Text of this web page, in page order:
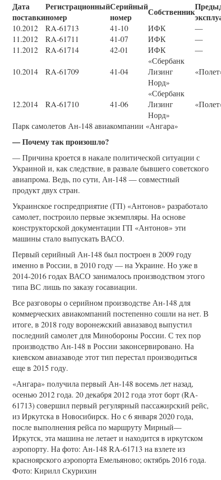
Дата
поставки
Регистрационный
номер
Серийный
номер
Собственник
10.2012 RA-61713 41-10 ИФК
—
11.2012
RA-61711 41-07 ИФК
—
11.2012
RA-61714 42-01 ИФК —
10.2014 RA-61709 41-04
«Сбербанк
Лизинг
Норд»
12.2014 RA-61710 41-06
«Сбербанк
Лизинг
Норд»
Парк самолетов Ан-148 авиакомпании «Ангара»
— Почему так произошло?
— Причина кроется в накале политической ситуации с
Украиной и, как следствие, в развале бывшего советского
авиапрома. Ведь, по сути, Ан-148 — совместный
продукт двух стран.
Украинское госпредприятие (ГП) «Антонов» разработало
самолет, построило первые экземпляры. На основе
конструкторской документации ГП «Антонов» эти
машины стало выпускать ВАСО.
Первый серийный Ан-148 был построен в 2009 году
именно в России, в 2010 году — на Украине. Но уже в
2014-2016 годах ВАСО занималось производством этого
типа ВС лишь по заказу госавиации.
Все разговоры о серийном производстве Ан-148 для
коммерческих авиакомпаний постепенно сошли на нет. В
итоге, в 2018 году воронежский авиазавод выпустил
последний самолет для Минобороны России. С тех пор
производство Ан-148 в России законсервировано. На
киевском авиазаводе этот тип перестал производиться
еще в 2015 году.
«Ангара» получила первый Ан-148 восемь лет назад,
осенью 2012 года. 20 декабря 2012 года этот борт (RA-
61713) совершил первый регулярный пассажирский рейс,
из Иркутска в Новосибирск. Но с 6 января 2020 года,
после выполнения рейса по маршруту Мирный—
Иркутск, эта машина не летает и находится в иркутском
аэропорту. На фото: Ан-148 RA-61713 на взлете из
красноярского аэропорта Емельяново; октябрь 2016 года.
Фото: Кирилл Скурихин